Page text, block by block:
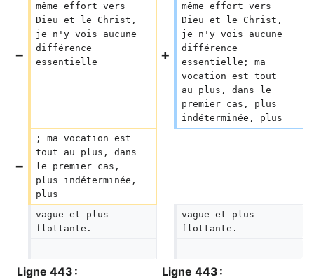
même effort vers
Dieu et le Christ,
je n'y vois aucune
différence
essentielle
même effort vers
Dieu et le Christ,
je n'y vois aucune
différence
essentielle; ma
vocation est tout
au plus, dans le
premier cas, plus
indéterminée, plus
; ma vocation est
tout au plus, dans
le premier cas,
plus indéterminée,
plus
vague et plus
flottante.
vague et plus
flottante.
Ligne 443 : Ligne 443 :